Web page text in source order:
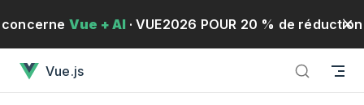
Passer au contenu
concerne Vue + AI · VUE2026 POUR 20 % de réduction
!· Du 19 au 21 mai 2026
Vue.js